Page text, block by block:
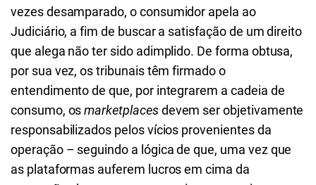
vezes desamparado, o consumidor apela ao
Judiciário, a fim de buscar a satisfação de um direito
que alega não ter sido adimplido. De forma obtusa,
por sua vez, os tribunais têm firmado o
entendimento de que, por integrarem a cadeia de
consumo, osmarketplacesdevem ser objetivamente
responsabilizados pelos vícios provenientes da
operação – seguindo a lógica de que, uma vez que
as plataformas auferem lucros em cima da